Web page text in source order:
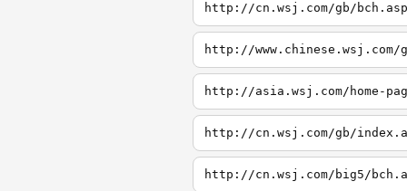
http://cn.wsj.com/gb/bch.asp
http://www.chinese.wsj.com/
http://asia.wsj.com/home-
http://cn.wsj.com/gb/
http://cn.wsj.com/big5/